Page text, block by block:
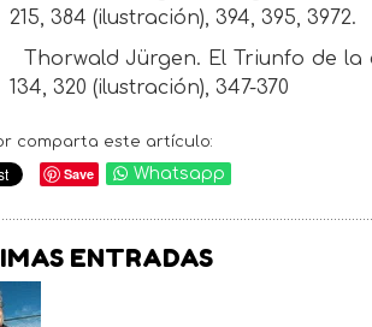
215, 384 (ilustración), 394, 395, 3972.
Thorwald Jürgen. El Triunfo de la
134, 320 (ilustración), 347-370
comparta este artículo:
Save Whatsapp
ENTRADAS